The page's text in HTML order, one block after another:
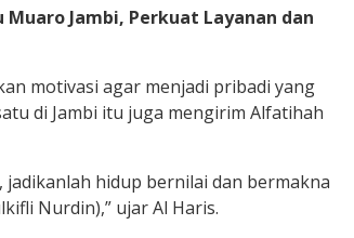
Muaro Jambi, Perkuat Layanan dan
motivasi agar menjadi pribadi yang
di Jambi itu juga mengirim Alfatihah
hidup bernilai dan bermakna
Nurdin),” ujar Al Haris.